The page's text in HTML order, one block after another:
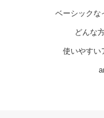
ベーシックな
どんな
使いやすい